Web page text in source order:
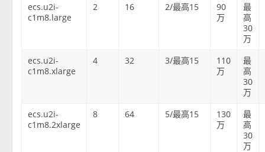
ecs.u2i-
c1m8.large
2 16 2/最高15
90
万
最
高
30
万
ecs.u2i-
c1m8.xlarge
4 32 3/最高15
110
万
最
高
30
万
ecs.u2i-
c1m8.2xlarge
8 64 5/最高15
130
万
最
高
30
万